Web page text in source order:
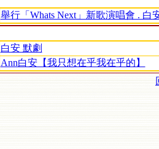
舉行「Whats Next」新歌演唱會 . 白
白安 默劇
Ann白安【我只想在乎我在乎的】